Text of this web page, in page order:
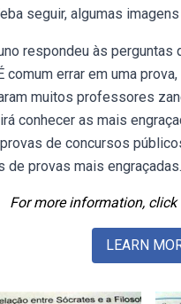
seguir, algumas
respondeu às
errar em uma
muitos professores
conhecer as mais
de concursos
provas mais engraçadas.
For more information, click
LEARN